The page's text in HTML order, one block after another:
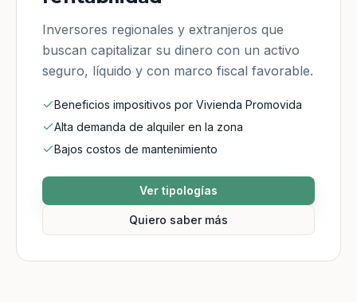
Inversores regionales y extranjeros que
buscan capitalizar su dinero con un activo
seguro, líquido y con marco fiscal favorable.
Beneficios impositivos por Vivienda Promovida
Alta demanda de alquiler en la zona
Bajos costos de mantenimiento
Ver tipologías
Quiero saber más